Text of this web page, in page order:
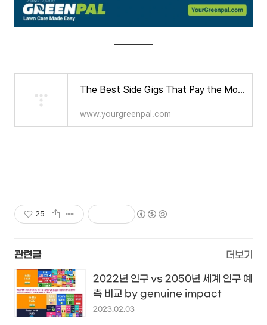
The Best Side Gigs That Pay the Most Money
www.yourgreenpal.com
25
관련글 더보기
2022년 인구 vs 2050년 세계 인구 예
측 비교 by genuine impact
2023.02.03